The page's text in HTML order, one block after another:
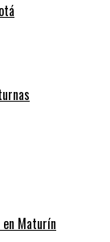
Maturín